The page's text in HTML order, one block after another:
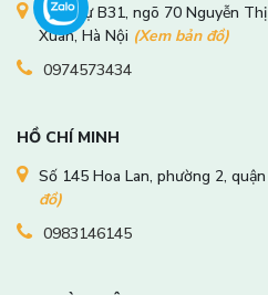
Biệt thự B31, ngõ 70 Nguyễn
Xuân, Hà Nội (Xem bản đồ)
0974573434
HỒ CHÍ MINH
Số 145 Hoa Lan, phường 2,
đồ)
0983146145